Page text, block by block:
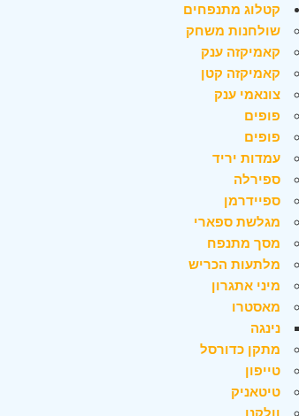
קטלוג מתנפחים
שולחנות משחק
קאמיקזה ענק
קאמיקזה קטן
צונאמי ענק
פופים
פופים
עמדות יריד
ספירלה
ספיידרמן
מגלשת ספארי
מסך מתנפח
מלתעות הכריש
מיני אתגרון
מאסטרו
נינגה
מתקן כדורסל
טייפון
טיטאניק
וולקנו